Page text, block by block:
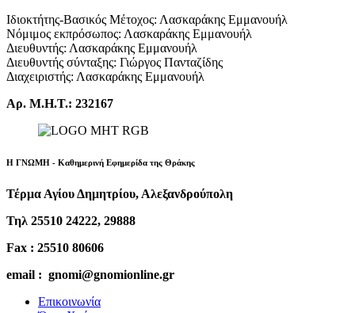
Ιδιοκτήτης-Βασικός Μέτοχος: Λασκαράκης Εμμανουήλ
Νόμιμος εκπρόσωπος: Λασκαράκης Εμμανουήλ
Διευθυντής: Λασκαράκης Εμμανουήλ
Διευθυντής σύνταξης: Γιώργος Πανταζίδης
Διαχειριστής: Λασκαράκης Εμμανουήλ
Αρ. Μ.Η.Τ.: 232167
Η ΓΝΩΜΗ - Καθημερινή Εφημερίδα της Θράκης
Τέρμα Αγίου Δημητρίου, Αλεξανδρούπολη
Τηλ 25510 24222, 29888
Fax : 25510 80606
email : gnomi@gnomionline.gr
Επικοινωνία